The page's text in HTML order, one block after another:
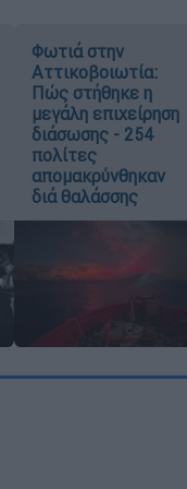
Φωτιά στην
Αττικοβοιωτία:
Πώς στήθηκε η
μεγάλη επιχείρηση
διάσωσης - 254
πολίτες
απομακρύνθηκαν
διά θαλάσσης